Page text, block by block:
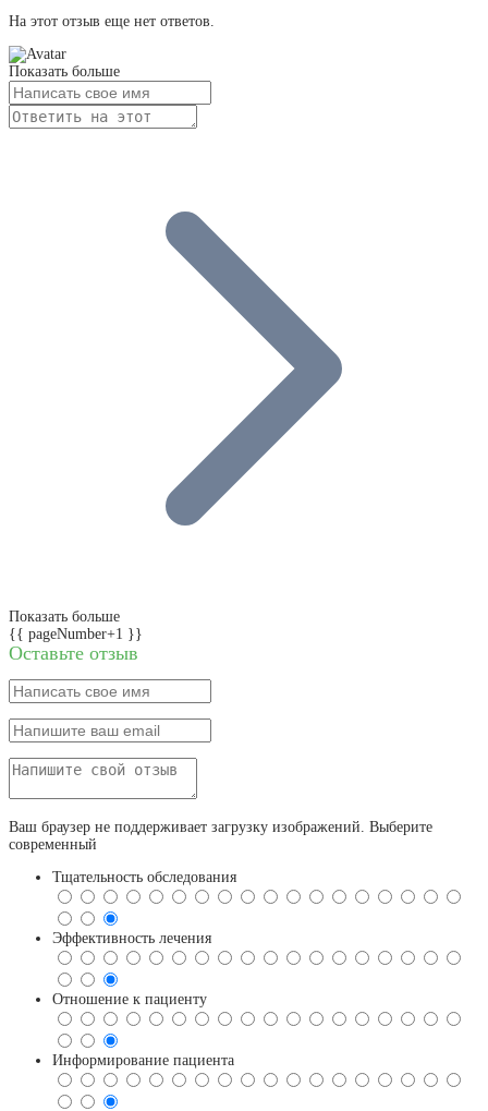
На этот отзыв еще нет ответов.
Показать больше
Показать больше
{{ pageNumber+1 }}
Оставьте отзыв
Ваш браузер не поддерживает загрузку изображений. Выберите
современный
Тщательность обследования
Эффективность лечения
Отношение к пациенту
Информирование пациента